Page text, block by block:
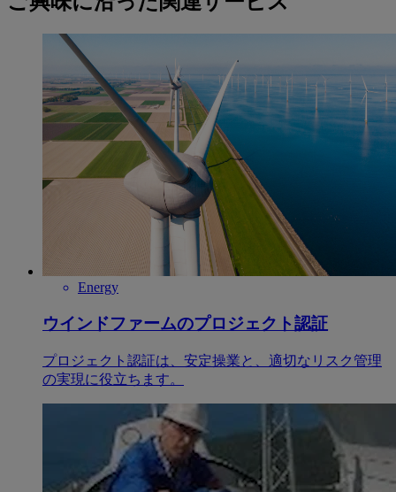
Energy
ウインドファームのプロジェクト認証
プロジェクト認証は、安定操業と、適切なリスク管理
の実現に役立ちます。